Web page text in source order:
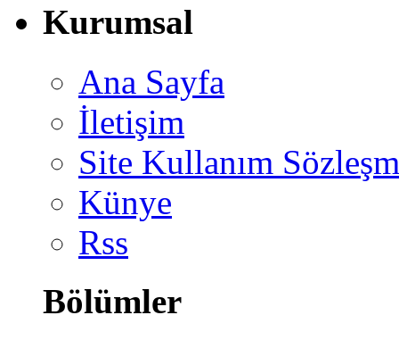
Kurumsal
Ana Sayfa
İletişim
Site Kullanım
Künye
Rss
Bölümler